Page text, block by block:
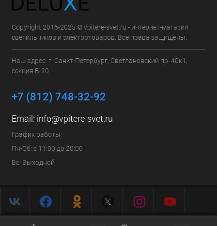
Copyright 2016-2025 © vpitere-svet.ru - интернет-магазин
светильников и электротоваров. Все права защищены.
Наш адрес: г. Санкт-Петербург, Светлановский пр. 40к1,
секция Б-20
+7 (812) 748-32-92
Email: info@vpitere-svet.ru
График работы
Пн-Сб: с 11:00 до 20:00
Вс: Выходной